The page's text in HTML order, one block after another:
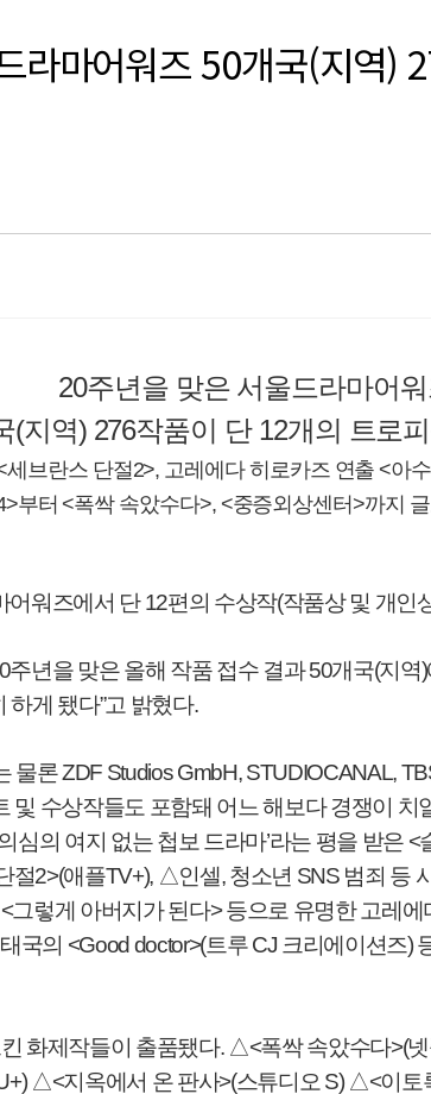
라마어워즈 50개국(지역)
20주년을 맞은 서울드라마어
(지역) 276작품이 단 12개의 트로
세브란스 단절2>, 고레에다 히로카즈 연출 <아
부터 <폭싹 속았수다>, <중증외상센터>까지
어워즈에서 단12편의 수상작(작품상 및 개인
주년을 맞은 올해 작품 접수 결과50개국(지역)
하게 됐다”고 밝혔다.
물론ZDF Studios GmbH, STUDIOCANAL,
및 수상작들도 포함돼 어느 해보다 경쟁이 치
심의 여지 없는 첩보 드라마’라는 평을 받은 <
절2>(애플TV+), △인셀,청소년 SNS 범죄 등
그렇게 아버지가 된다>등으로 유명한 고레
국의 <Good doctor>(트루CJ 크리에이션즈)
화제작들이 출품됐다. △<폭싹 속았수다>(
△<지옥에서 온 판사>(스튜디오 S) △<이토